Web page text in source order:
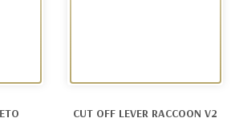
CUT OFF LEVER RACCOON V2